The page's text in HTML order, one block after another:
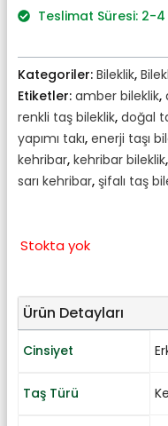
Teslimat Süresi: 2-4
Kategoriler: Bileklik,
Etiketler: amber bileklik,
renkli taş bileklik, doğal
yapımı takı, enerji taşı
kehribar, kehribar bileklik,
sarı kehribar, şifalı taş
Stokta yok
Ürün Detayları
Cinsiyet
Taş Türü